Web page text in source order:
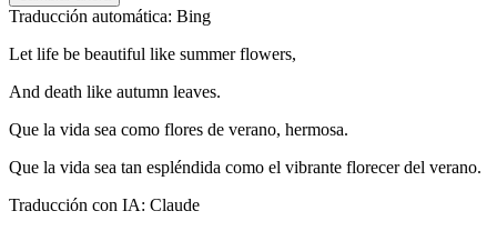
Traducción automática: Bing
Let life be beautiful like summer flowers,
And death like autumn leaves.
Que la vida sea como flores de verano, hermosa.
Que la vida sea tan espléndida como el vibrante florecer del verano.
Traducción con IA: Claude